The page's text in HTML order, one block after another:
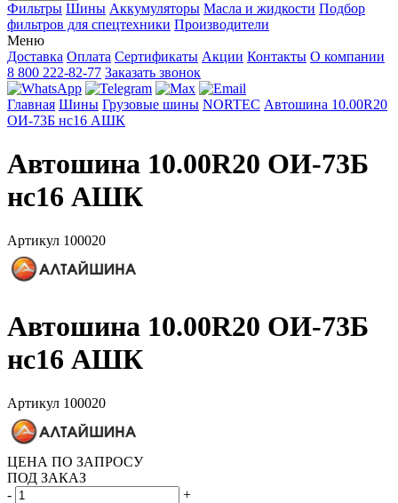
Фильтры Шины Аккумуляторы Масла и жидкости Подбор
фильтров для спецтехники Производители
Меню
Доставка Оплата Сертификаты Акции Контакты О компании
8 800 222-82-77 Заказать звонок
Главная Шины Грузовые шины NORTEC Автошина 10.00R20
ОИ-73Б нс16 АШК
Автошина 10.00R20 ОИ-73Б
нс16 АШК
Артикул 100020
Автошина 10.00R20 ОИ-73Б
нс16 АШК
Артикул 100020
ЦЕНА ПО ЗАПРОСУ
ПОД ЗАКАЗ
-
+